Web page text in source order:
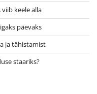
keele alla
päevaks
ja tähistamist
staariks?